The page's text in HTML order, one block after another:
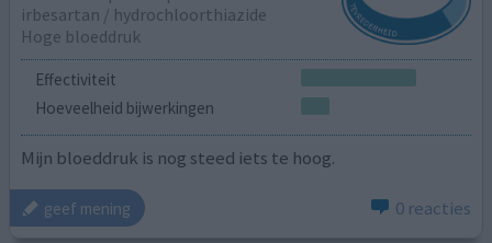
irbesartan / hydrochloorthiazide
Hoge bloeddruk
Effectiviteit
Hoeveelheid bijwerkingen
Mijn bloeddruk is nog steed iets te hoog.
geef mening 0 reacties